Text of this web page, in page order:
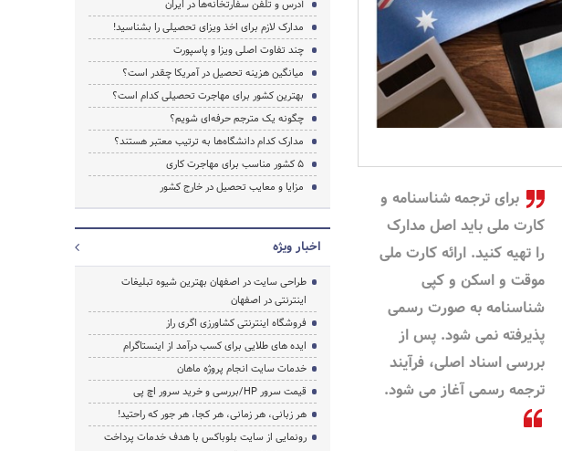
برای ترجمه شناسنامه و
کارت ملی باید اصل مدارک
را تهیه کنید. ارائه کارت ملی
موقت و اسکن و کپی
شناسنامه به صورت رسمی
پذیرفته نمی شود. پس از
بررسی اسناد اصلی، فرآیند
ترجمه رسمی آغاز می شود.
آدرس و تلفن سفارتخانه‌ها در ایران
مدارک لازم برای اخذ ویزای تحصیلی را بشناسید!
چند تفاوت اصلی ویزا و پاسپورت
میانگین هزینه تحصیل در آمریکا چقدر است؟
بهترین کشور برای مهاجرت تحصیلی کدام است؟
چگونه یک مترجم حرفه‌ای شویم؟
مدارک کدام دانشگاه‌ها به ترتیب معتبر هستند؟
۵ کشور مناسب برای مهاجرت کاری
مزایا و معایب تحصیل در خارج کشور
اخبار ویژه
طراحی سایت در اصفهان بهترین شیوه تبلیغات
اینترنتی در اصفهان
فروشگاه اینترنتی کشاورزی اگری راز
ایده های طلایی برای کسب درآمد از اینستاگرام
خدمات سایت انجام پروژه ماهان
قیمت سرور HP/بررسی و خرید سرور اچ پی
هر زبانی، هر زمانی، هر کجا، هر جور که راحتید!
رونمایی از سایت بلوباکس با هدف خدمات پرداخت